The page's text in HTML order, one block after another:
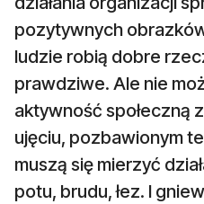
pozytywnych
ludzie robią dobre
prawdziwe. Ale nie
aktywność społeczną
ujęciu, pozbawionym
muszą się mierzyć
potu, brudu, łez. I